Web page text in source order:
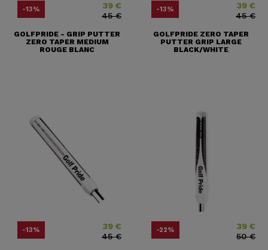
-13% Price39 €
Regular price
45 €
GOLFPRIDE - GRIP PUTTER
ZERO TAPER MEDIUM
ROUGE BLANC
-13% Price39 €
Regular
45 €
GOLFPRIDE ZERO TAPER
PUTTER GRIP LARGE
BLACK/WHITE
-13% Price39 €
Regular price
45 €
-22% Price39 €
Regular
50 €